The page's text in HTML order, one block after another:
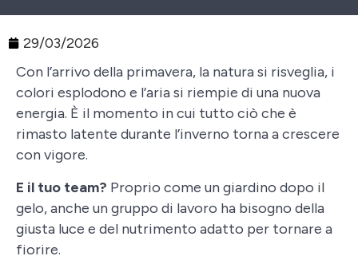
29/03/2026
Con l’arrivo della primavera, la natura si risveglia, i
colori esplodono e l’aria si riempie di una nuova
energia. È il momento in cui tutto ciò che è
rimasto latente durante l’inverno torna a crescere
con vigore.
E il tuo team? Proprio come un giardino dopo il
gelo, anche un gruppo di lavoro ha bisogno della
giusta luce e del nutrimento adatto per tornare a
fiorire.